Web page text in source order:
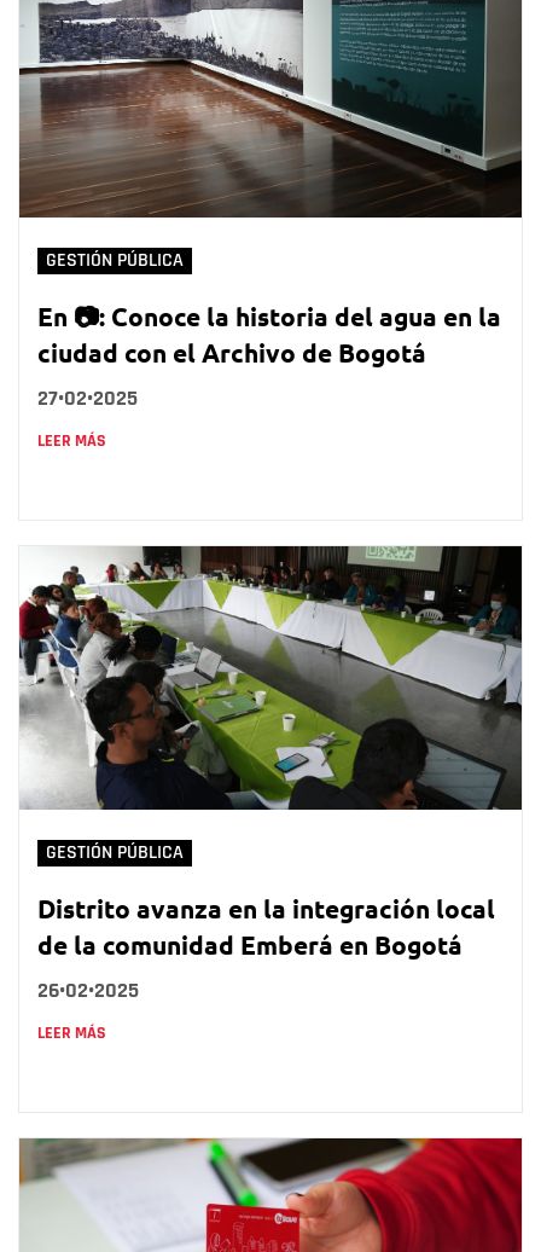
GESTIÓN PÚBLICA
En 📷: Conoce la historia del agua en la
ciudad con el Archivo de Bogotá
27•02•2025
LEER MÁS
GESTIÓN PÚBLICA
Distrito avanza en la integración local
de la comunidad Emberá en Bogotá
26•02•2025
LEER MÁS